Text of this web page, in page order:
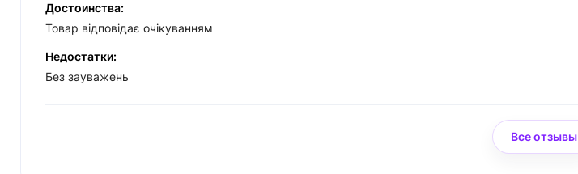
Достоинства:
Товар відповідає очікуванням
Недостатки:
Без зауважень
Все отзывы